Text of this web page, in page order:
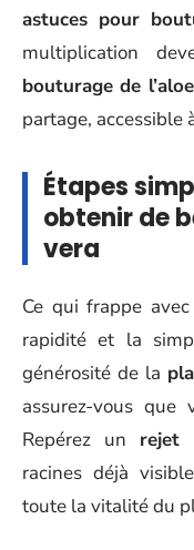
astuces pour
multiplication
bouturage de
partage, accessible
Étapes
obtenir de
vera
Ce qui frappe
rapidité et la
générosité de la
assurez-vous
Repérez un rejet
racines déjà
toute la vitalité du